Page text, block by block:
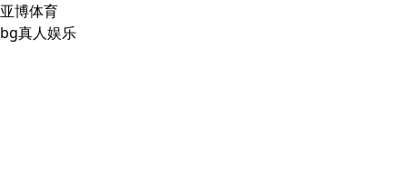
亚博体育
bg真人娱乐